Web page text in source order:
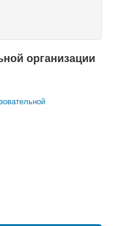
организации